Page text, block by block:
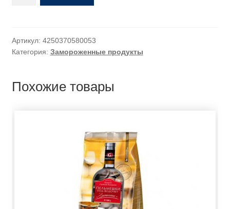
Артикул: 4250370580053
Категория: Замороженные продукты
Похожие товары